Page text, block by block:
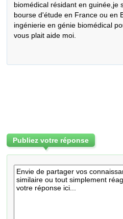
biomédical résidant en guinée,je
bourse d'étude en France ou en
ingénierie en génie biomédical
vous plait aide moi.
Publiez votre réponse